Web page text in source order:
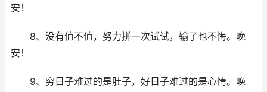
安！
8、没有值不值，努力拼一次试试，输了也不悔。晚
安！
9、穷日子难过的是肚子，好日子难过的是心情。晚